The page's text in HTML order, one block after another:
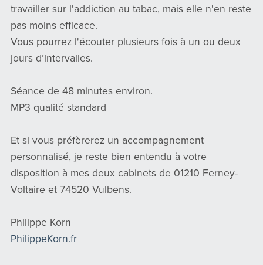
travailler sur l'addiction au tabac, mais elle n'en reste
pas moins efficace.
Vous pourrez l'écouter plusieurs fois à un ou deux
jours d’intervalles.
Séance de 48 minutes environ.
MP3 qualité standard
Et si vous préfèrerez un accompagnement
personnalisé, je reste bien entendu à votre
disposition à mes deux cabinets de 01210 Ferney-
Voltaire et 74520 Vulbens.
Philippe Korn
PhilippeKorn.fr